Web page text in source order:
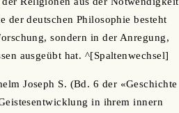
der deutschen Philosophie besteht
sondern in der Anregung,
ausgeübt hat. ^[Spaltenwechsel]
Joseph S. (Bd. 6 der «Geschichte
in ihrem innern